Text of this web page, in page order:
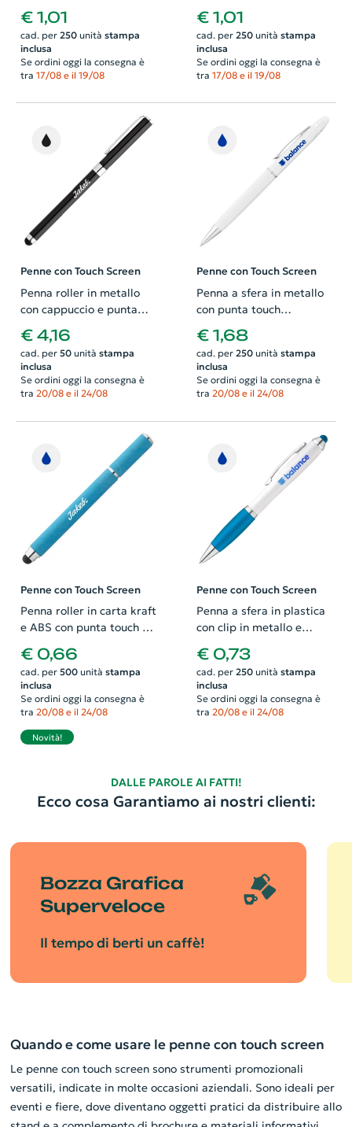
riciclato cancellabile
compresa gomma
€ 1,01
cad. per 250unità stampa
inclusa
Se ordini oggi la consegna è
tra 17/08 e il 19/08
gommato e finiture in
canna di fucile refill blu
€ 1,01
cad. per 250unità stampa
inclusa
Se ordini oggi la consegna è
tra 17/08 e il 19/08
Penne con Touch Screen
Penna roller in metallo
con cappuccio e punta
touch e refill nero
€ 4,16
cad. per 50unità stampa
inclusa
Se ordini oggi la consegna è
tra 20/08 e il 24/08
Penne con Touch Screen
Penna a sfera in metallo
con punta touch
disponibile in vari colori e
con meccanismo a
rotazione e refill blu
€ 1,68
cad. per 250unità stampa
inclusa
Se ordini oggi la consegna è
tra 20/08 e il 24/08
Penne con Touch Screen
Penna roller in carta kraft
e ABS con punta touch e
€ 0,66
cad. per 500unità stampa
inclusa
Se ordini oggi la consegna è
tra 20/08 e il 24/08
Novità!
Penne con Touch Screen
Penna a sfera in plastica
con clip in metallo e
colorata in coordinato
con la punta touch e refill
blu
€ 0,73
cad. per 250unità stampa
inclusa
Se ordini oggi la consegna è
tra 20/08 e il 24/08
DALLE PAROLE AI FATTI!
Ecco cosa Garantiamo ai nostri clienti:
Bozza Grafica
Superveloce
Il tempo di berti un caffè!
Quando e come usare le penne con touch screen
Le penne con touch screen sono strumenti promozionali
versatili, indicate in molte occasioni aziendali. Sono ideali per
eventi e fiere, dove diventano oggetti pratici da distribuire allo